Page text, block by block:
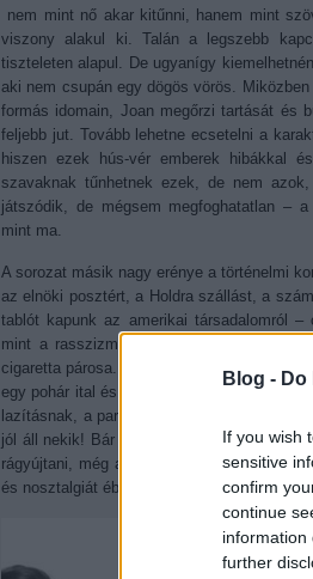
Blog -
If you wish
sensitive
confirm
continue
information
further
nem mint nő akar kitűnni, hanem mint
viszony alakul ki. Talán a legszebb
tiszteleten alapul. De ugyanígy
aki nem csupán egy dögös vörös.
formás idomain, Joan megőrzi tartását és
feljebb jut. Tovább lehetne ecsetelni a
hiszen ezek hús-vér emberek hibákkal
szavaknak tűnhetnek ezek, de nem
játszódik, de mégsem megfoghatatlan– a
mint ma.
A sorozat másik nagy erénye a történelmi
az elnöki posztért, a Holdra szállást, a
tablót kapunk az amerikai társadalomról –
mint a rasszizmus, a homofóbia, a
cigaretta párosa. Ha már dohányzás és
egy pohár ital és egy szál cigi
lazításnak, a partiknak, a családi
jól áll nekik! Bár mindkét szokás árt az
rágyújtani, még akkor is, ha alapjáraton
és nosztalgiát ébreszt bennünk a '60-as